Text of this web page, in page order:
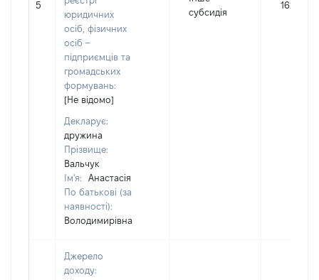
5
юридичних
осіб, фізичних
осіб –
підприємців та
громадських
формувань:
[Не відомо]
Декларує:
дружина
Прізвище:
Вальчук
Ім'я:
Анастасія
По батькові (за
наявності):
Володимирівна
субсидія
16204
Джерело
доходу: